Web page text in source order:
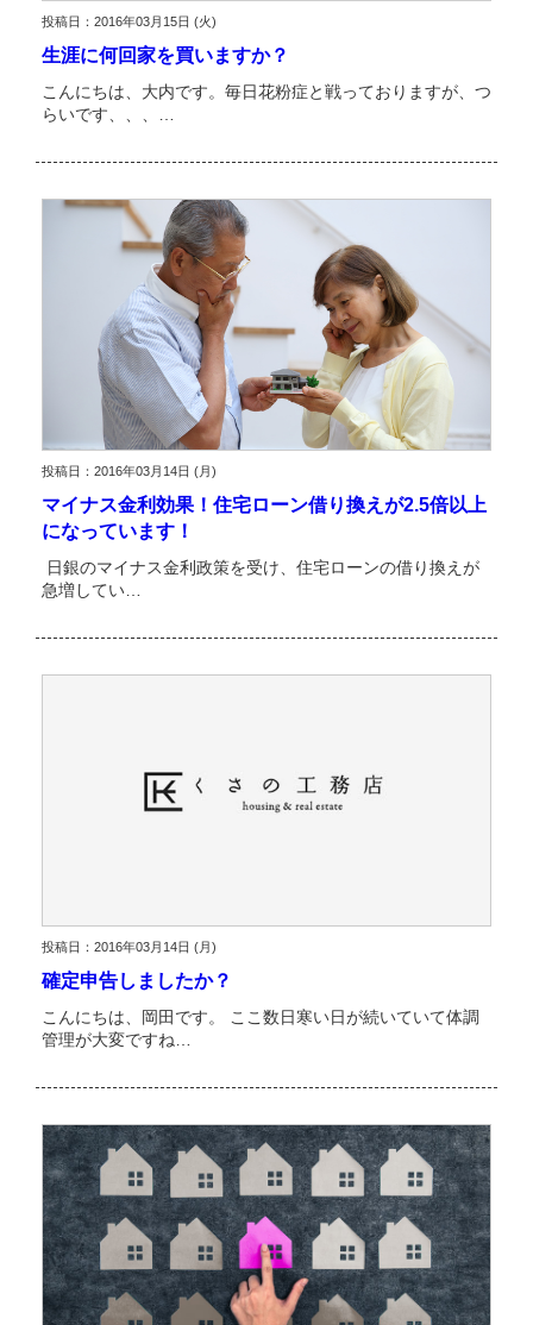
投稿日：2016年03月15日 (火)
生涯に何回家を買いますか？
こんにちは、大内です。毎日花粉症と戦っておりますが、つ
らいです、、、…
投稿日：2016年03月14日 (月)
マイナス金利効果！住宅ローン借り換えが2.5倍以上
になっています！
日銀のマイナス金利政策を受け、住宅ローンの借り換えが
急増してい…
投稿日：2016年03月14日 (月)
確定申告しましたか？
こんにちは、岡田です。 ここ数日寒い日が続いていて体調
管理が大変ですね…